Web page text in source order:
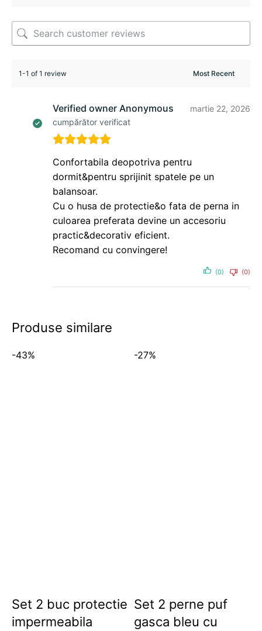
1-1 of 1 review
Verified owner Anonymous
cumpărător verificat
martie 22, 2026
Confortabila deopotriva pentru
dormit&pentru sprijinit spatele pe un
balansoar.
Cu o husa de protectie&o fata de perna in
culoarea preferata devine un accesoriu
practic&decorativ eficient.
Recomand cu convingere!
(0) (0)
Produse similare
-43%
Set 2 buc protectie
impermeabila
-27%
Set 2 perne puf
gasca bleu cu